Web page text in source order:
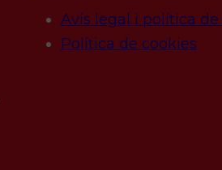
Avís legal i política
Política de cookies